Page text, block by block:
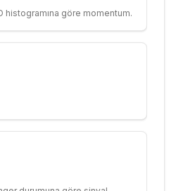
histogramına göre momentum.